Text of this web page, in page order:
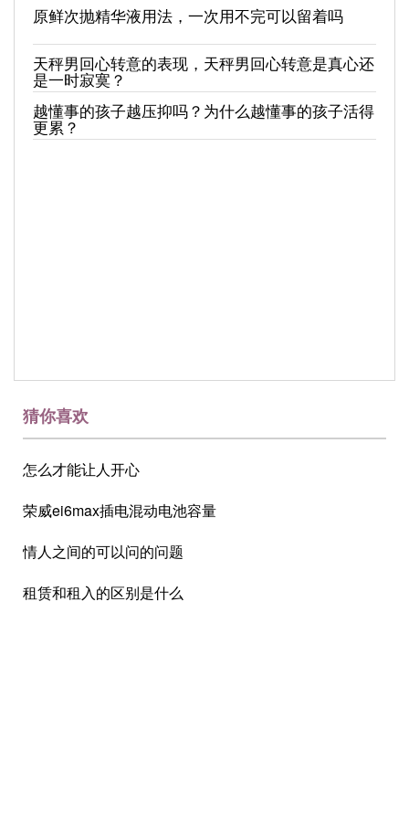
原鲜次抛精华液用法，一次用不完可以留着吗
天秤男回心转意的表现，天秤男回心转意是真心还
是一时寂寞？
越懂事的孩子越压抑吗？为什么越懂事的孩子活得
更累？
猜你喜欢
怎么才能让人开心
荣威ei6max插电混动电池容量
情人之间的可以问的问题
租赁和租入的区别是什么